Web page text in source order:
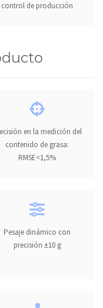
control de producción
en la medición del
contenido de grasa:
RMSE<1,5%
Pesaje dinámico con
precisión ±10 g